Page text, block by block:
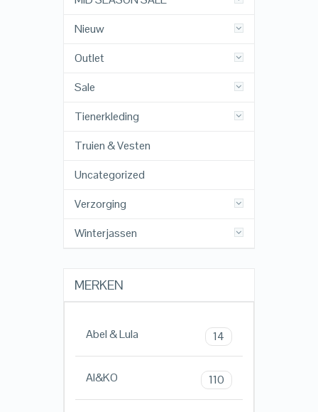
Nieuw
Outlet
Sale
Tienerkleding
Truien & Vesten
Uncategorized
Verzorging
Winterjassen
MERKEN
Abel & Lula 14
AI&KO 110